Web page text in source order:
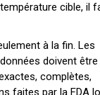
cible, il
à la fin. Les
doivent être
complètes,
faites par la FDA